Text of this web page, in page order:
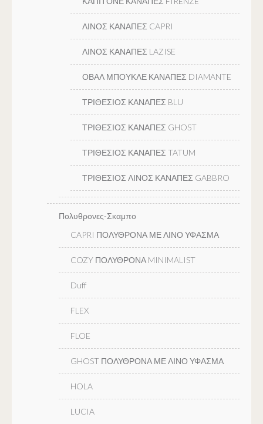
ΛΙΝΟΣ ΚΑΝΑΠΕΣ CAPRI
ΛΙΝΟΣ ΚΑΝΑΠΕΣ LAZISE
ΟΒΑΛ ΜΠΟΥΚΛΕ ΚΑΝΑΠΕΣ DIAMANTE
ΤΡΙΘΕΣΙΟΣ ΚΑΝΑΠΕΣ BLU
ΤΡΙΘΕΣΙΟΣ ΚΑΝΑΠΕΣ GHOST
ΤΡΙΘΕΣΙΟΣ ΚΑΝΑΠΕΣ TATUM
ΤΡΙΘΕΣΙΟΣ ΛΙΝΟΣ ΚΑΝΑΠΕΣ GABBRO
Πολυθρονες-Σκαμπο
CAPRI ΠΟΛΥΘΡΟΝΑ ΜΕ ΛΙΝΟ ΥΦΑΣΜΑ
COZY ΠΟΛΥΘΡΟΝΑ MINIMALIST
Duff
FLEX
FLOE
GHOST ΠΟΛΥΘΡΟΝΑ ΜΕ ΛΙΝΟ ΥΦΑΣΜΑ
HOLA
LUCIA